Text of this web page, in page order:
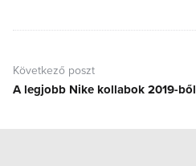
Következő poszt
Következő
A legjobb Nike kollabok 2019-ből